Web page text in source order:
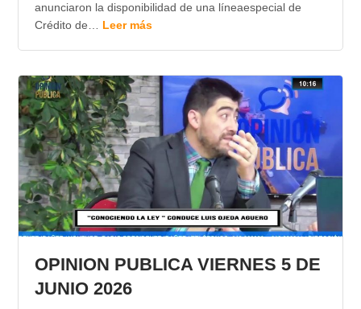
anunciaron la disponibilidad de una líneaespecial de
Crédito de… Leer más
OPINION PUBLICA VIERNES 5 DE
JUNIO 2026